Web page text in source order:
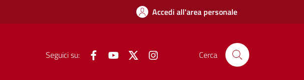
Accedi all'area personale
Seguici su: FacebookYouTube Twitter Cerca